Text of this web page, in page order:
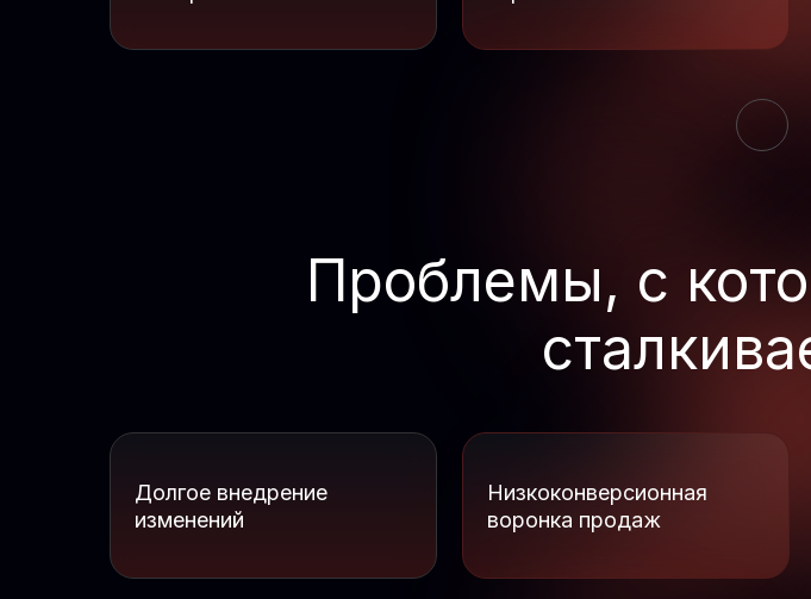
Проблемы, с
Долгое внедрение
изменений
Низкоконверсионная
воронка продаж